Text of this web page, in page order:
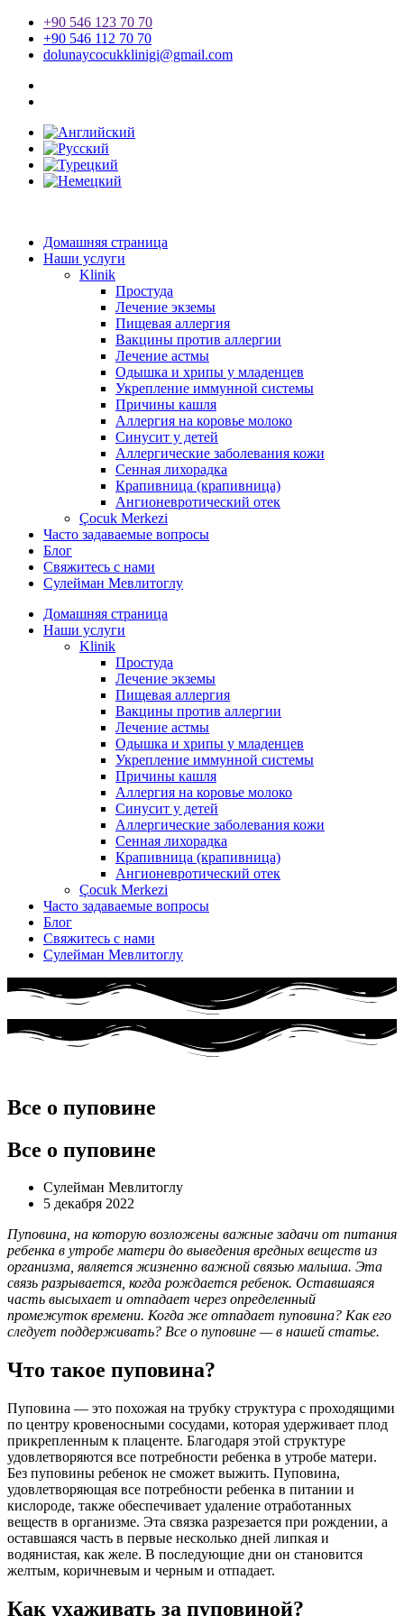
Перейти
содержимому
+90 546 123 70 70
+90 546 112 70 70
dolunaycocukklinigi@gmail.com
Домашняя страница
Наши услуги
Klinik
Простуда
Лечение экземы
Пищевая аллергия
Вакцины против аллергии
Лечение астмы
Одышка и хрипы у младенцев
Укрепление иммунной системы
Причины кашля
Аллергия на коровье молоко
Синусит у детей
Аллергические заболевания кожи
Сенная лихорадка
Крапивница (крапивница)
Ангионевротический отек
Çocuk Merkezi
Часто задаваемые вопросы
Блог
Свяжитесь с нами
Сулейман Мевлитоглу
Домашняя страница
Наши услуги
Klinik
Простуда
Лечение экземы
Пищевая аллергия
Вакцины против аллергии
Лечение астмы
Одышка и хрипы у младенцев
Укрепление иммунной системы
Причины кашля
Аллергия на коровье молоко
Синусит у детей
Аллергические заболевания кожи
Сенная лихорадка
Крапивница (крапивница)
Ангионевротический отек
Çocuk Merkezi
Часто задаваемые вопросы
Блог
Свяжитесь с нами
Сулейман Мевлитоглу
Все о пуповине
Все о пуповине
Сулейман Мевлитоглу
5 декабря 2022
Пуповина, на которую возложены важные задачи от питания
ребенка в утробе матери до выведения вредных веществ из
организма, является жизненно важной связью малыша. Эта
связь разрывается, когда рождается ребенок. Оставшаяся
часть высыхает и отпадает через определенный
промежуток времени. Когда же отпадает пуповина? Как его
следует поддерживать? Все о пуповине — в нашей статье.
Что такое пуповина?
Пуповина — это похожая на трубку структура с проходящими
по центру кровеносными сосудами, которая удерживает плод
прикрепленным к плаценте. Благодаря этой структуре
удовлетворяются все потребности ребенка в утробе матери.
Без пуповины ребенок не сможет выжить. Пуповина,
удовлетворяющая все потребности ребенка в питании и
кислороде, также обеспечивает удаление отработанных
веществ в организме. Эта связка разрезается при рождении, а
оставшаяся часть в первые несколько дней липкая и
водянистая, как желе. В последующие дни он становится
желтым, коричневым и черным и отпадает.
Как ухаживать за пуповиной?